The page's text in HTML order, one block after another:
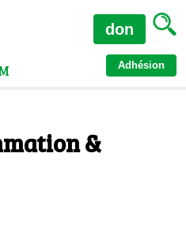
Adhésion
don
&